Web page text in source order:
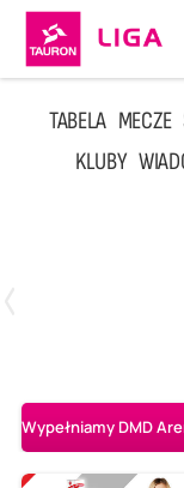
TABELA MECZE
KLUBY
Wypełniamy DMD